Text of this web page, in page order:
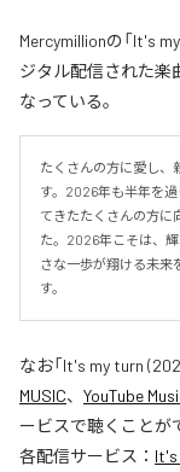
Mercymillionの「It's
ジタル配信された楽
なっている。
たくさんの方に愛し、
す。2026年も半年を
てきたたくさんの方に
た。2026年こそは、
さな一歩が翔ける未来
す。
なお「It's my turn
MUSIC、 YouTube
ービスで聴くことが
各配信サービス： It's